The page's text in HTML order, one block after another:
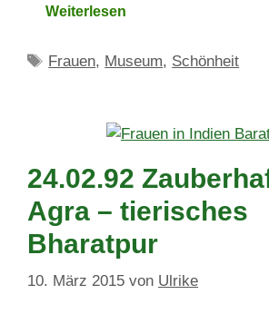
Weiterlesen
Schlagwörter
Frauen, Museum, Schönheit
24.02.92
Agra – tierisches
Bharatpur
10. März 2015 von Ulrike